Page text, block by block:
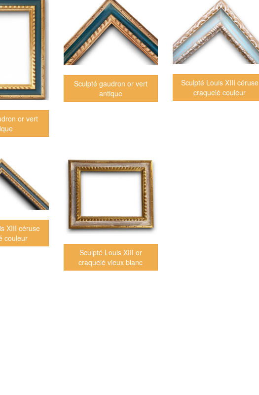
or vert
Sculpté gaudron or vert
antique
Sculpté Louis XIII céruse
craquelé couleur
XIII céruse
couleur
Sculpté Louis XIII or
craquelé vieux blanc